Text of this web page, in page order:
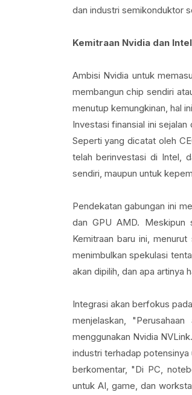
dan industri semikonduktor
Kemitraan Nvidia dan
Ambisi Nvidia untuk
membangun chip sendiri
menutup kemungkinan, hal
Investasi finansial ini
Seperti yang dicatat oleh
telah berinvestasi di Intel,
sendiri, maupun untuk
Pendekatan gabungan ini
dan GPU AMD. Meskipun
Kemitraan baru ini,
menimbulkan spekulasi
akan dipilih, dan apa artinya
Integrasi akan berfokus
menjelaskan,
menggunakan Nvidia
industri terhadap
berkomentar, "Di PC,
untuk AI, game, dan